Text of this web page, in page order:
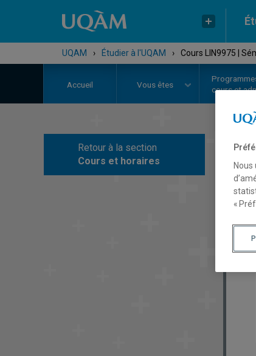
UQAM › Étudier à l'UQAM › Cours LIN9975 |
Accueil Vous êtes
cours et
Retour à la section
Cours et horaires
«